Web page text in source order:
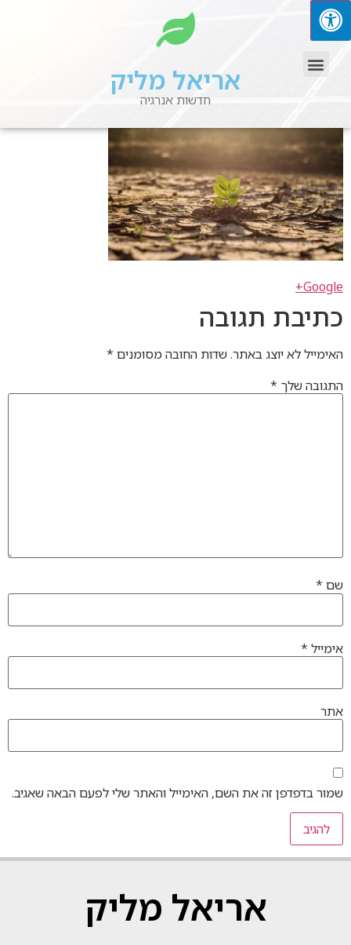
אריאל מליק
חדשות אנרגיה
Google+
כתיבת תגובה
האימייל לא יוצג באתר.שדות החובה מסומנים *
התגובה שלך *
שם *
אימייל *
אתר
שמור בדפדפן זה את השם, האימייל והאתר שלי לפעם הבאה שאגיב.
אריאל מליק